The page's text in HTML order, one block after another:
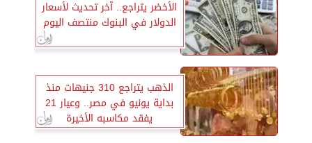
الأخضر يتراجع.. آخر تحديث لأسعار
الدولار في البنوك منتصف اليوم
الذهب يتراجع 310 جنيهات منذ
بداية يونيو في مصر.. وعيار 21
يفقد مكاسبه الأخيرة